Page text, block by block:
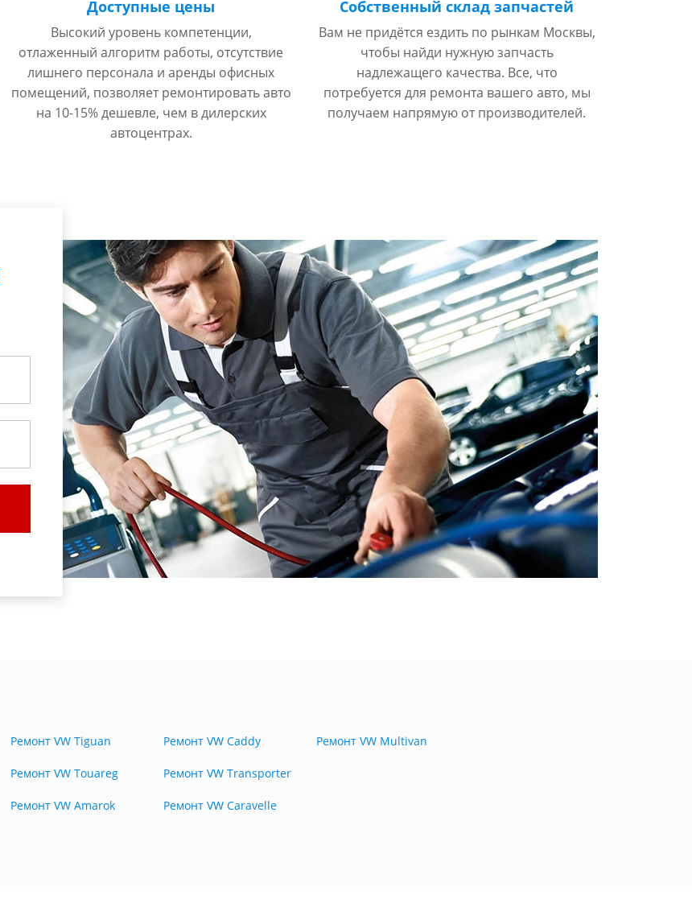
Доступные цены
Высокий уровень компетенции,
отлаженный алгоритм работы, отсутствие
лишнего персонала и аренды офисных
помещений, позволяет ремонтировать авто
на 10-15% дешевле, чем в дилерских
автоцентрах.
Собственный склад запчастей
Вам не придётся ездить по рынкам Москвы,
чтобы найди нужную запчасть
надлежащего качества. Все, что
потребуется для ремонта вашего авто, мы
получаем напрямую от производителей.
Ремонт VW Tiguan
Ремонт VW Touareg
Ремонт VW Amarok
Ремонт VW Caddy
Ремонт VW Transporter
Ремонт VW Caravelle
Ремонт VW Multivan